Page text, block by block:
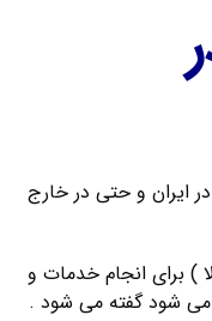
ایران و حتی در خارج
نفر ( ۲ نفر به بالا ) برای انجام خدمات و
شود گفته می شود .